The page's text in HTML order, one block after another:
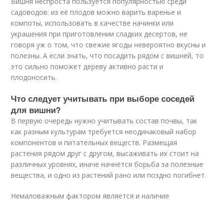
садоводов: из её плодов можно варить варенье и
компоты, использовать в качестве начинки или
украшения при приготовлении сладких десертов, не
говоря уж о том, что свежие ягоды невероятно вкусны и
полезны. А если знать, что посадить рядом с вишней, то
это сильно поможет дереву активно расти и
плодоносить.
Что следует учитывать при выборе соседей
для вишни?
В первую очередь нужно учитывать состав почвы, так
как разным культурам требуется неодинаковый набор
компонентов и питательных веществ. Размещая
растения рядом друг с другом, высаживать их стоит на
различных уровнях, иначе начнётся борьба за полезные
вещества, и одно из растений рано или поздно погибнет.
Немаловажным фактором является и наличие